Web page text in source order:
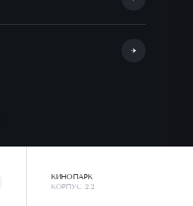
КИНОПАРК
КОРПУС 2.2